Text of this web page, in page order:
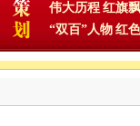
伟大历程 红旗
“双百”人物 红